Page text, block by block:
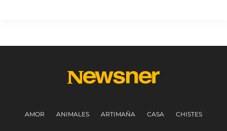
AMOR ANIMALES ARTIMAÑA CASA CHISTES